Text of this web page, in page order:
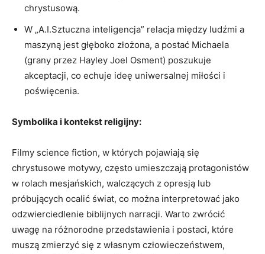
chrystusową.
W „A.I.Sztuczna inteligencja” relacja między ludźmi a
maszyną jest głęboko złożona, a postać Michaela
(grany przez Hayley Joel Osment) poszukuje
akceptacji, co echuje ideę uniwersalnej miłości i
poświęcenia.
Symbolika i kontekst religijny:
Filmy science fiction, w których pojawiają się
chrystusowe motywy, często umieszczają protagonistów
w rolach mesjańskich, walczących z opresją lub
próbujących ocalić świat, co można interpretować jako
odzwierciedlenie biblijnych narracji. Warto zwrócić
uwagę na różnorodne przedstawienia i postaci, które
muszą zmierzyć się z własnym człowieczeństwem,